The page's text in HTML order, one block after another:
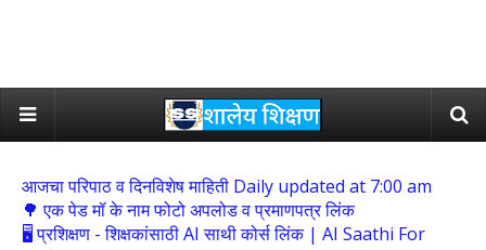
आजचा परिपाठ व दिनविशेष माहिती Daily updated at 7:00 am
🌳 एक पेड मॉ के नाम फोटो अपलोड व प्रमाणपत्र लिंक
🖥 प्रशिक्षण - शिक्षकांसाठी AI साथी कोर्स लिंक | AI Saathi For